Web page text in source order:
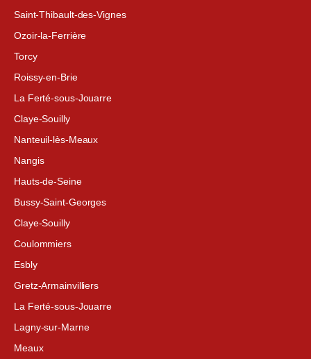
Saint-Thibault-des-Vignes
Ozoir-la-Ferrière
Torcy
Roissy-en-Brie
La Ferté-sous-Jouarre
Claye-Souilly
Nanteuil-lès-Meaux
Nangis
Hauts-de-Seine
Bussy-Saint-Georges
Claye-Souilly
Coulommiers
Esbly
Gretz-Armainvilliers
La Ferté-sous-Jouarre
Lagny-sur-Marne
Meaux